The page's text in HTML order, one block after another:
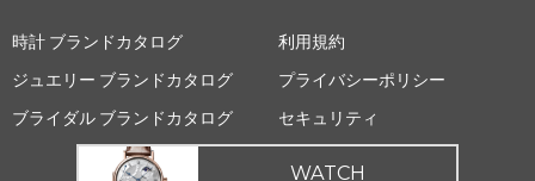
時計 ブランドカタログ
ジュエリー ブランドカタログ
ブライダル ブランドカタログ
利用規約
プライバシーポリシー
セキュリティ
WATCH